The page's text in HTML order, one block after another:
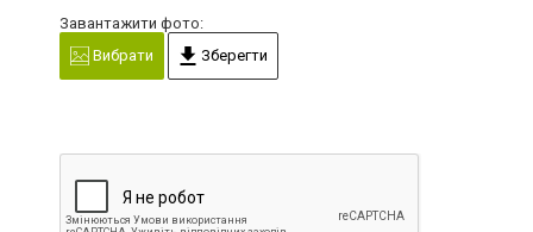
Завантажити фото:
Вибрати
Зберегти